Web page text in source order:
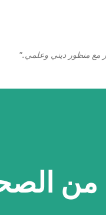
مع منظور ديني وعلمي."